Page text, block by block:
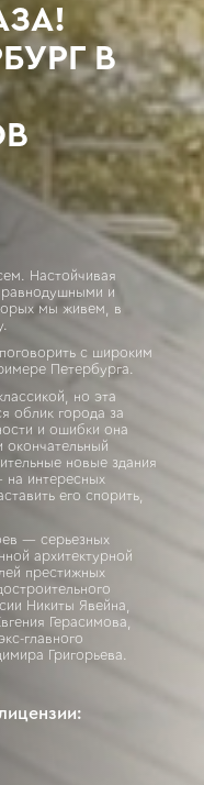
В
Настойчивая
равнодушными и
мы живем, в
с широким
Петербурга.
но эта
облик города за
и ошибки она
новые здания
на интересных
его спорить,
— серьезных
архитектурной
престижных
Никиты Явейна,
Герасимова,
главного
Григорьева.